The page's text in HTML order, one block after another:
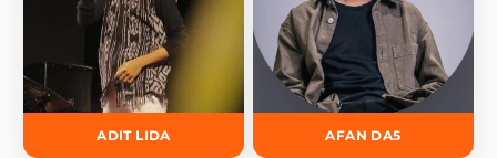
ADIT LIDA AFAN DA5